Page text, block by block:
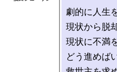
劇的に人生
現状から脱
現状に不満
どう進めば